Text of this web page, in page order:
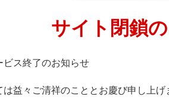
サイト閉鎖
ビス終了のお知らせ
益々ご清祥のこととお慶び申し上げ